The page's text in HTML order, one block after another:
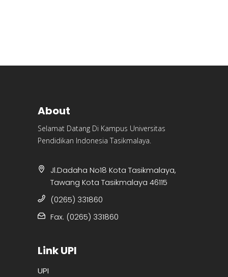
About
Selamat Datang Di Kampus Universitas
Pendidikan Indonesia Tasikmalaya.
Jl.Dadaha No18 Kota Tasikmalaya,
Tawang Kota Tasikmalaya 46115
(0265) 331860
Fax. (0265) 331860
Link UPI
UPI